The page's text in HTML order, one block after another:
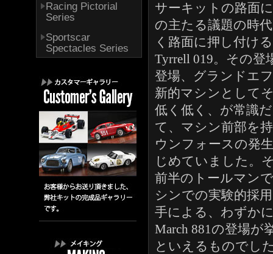
Racing Pictorial
Series
Sportscar
Spectacles Series
サーキットの路面
の主たる議題の時
く路面に押し付け
Tyrrell 019。その
登場、グランドエ
新的マシンとして
低く低く、が常識
て、マシン前部を
ウンフォースの発
じめていました。
前半のトールマン
シンでの実験的採
手による、わずか
March 881の登場が
といえるものでし